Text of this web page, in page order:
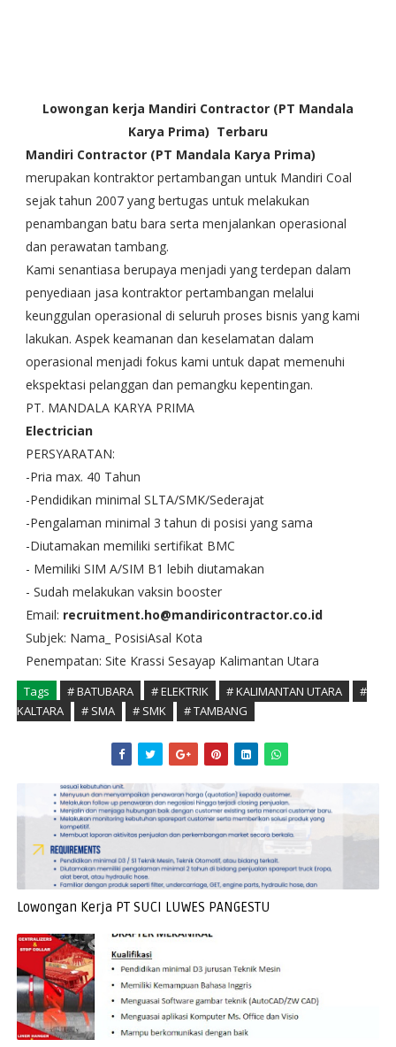
Lowongan kerja Mandiri Contractor (PT Mandala
Karya Prima) Terbaru
Mandiri Contractor (PT Mandala Karya Prima)
merupakan kontraktor pertambangan untuk Mandiri Coal
sejak tahun 2007 yang bertugas untuk melakukan
penambangan batu bara serta menjalankan operasional
dan perawatan tambang.
Kami senantiasa berupaya menjadi yang terdepan dalam
penyediaan jasa kontraktor pertambangan melalui
keunggulan operasional di seluruh proses bisnis yang kami
lakukan. Aspek keamanan dan keselamatan dalam
operasional menjadi fokus kami untuk dapat memenuhi
ekspektasi pelanggan dan pemangku kepentingan.
PT. MANDALA KARYA PRIMA
Electrician
PERSYARATAN:
-Pria max. 40 Tahun
-Pendidikan minimal SLTA/SMK/Sederajat
-Pengalaman minimal 3 tahun di posisi yang sama
-Diutamakan memiliki sertifikat BMC
- Memiliki SIM A/SIM B1 lebih diutamakan
- Sudah melakukan vaksin booster
Email: recruitment.ho@mandiricontractor.co.id
Subjek: Nama_ PosisiAsal Kota
Penempatan: Site Krassi Sesayap Kalimantan Utara
Tags # BATUBARA # ELEKTRIK # KALIMANTAN UTARA
#
KALTARA
# SMA # SMK # TAMBANG
Lowongan Kerja PT SUCI LUWES PANGESTU